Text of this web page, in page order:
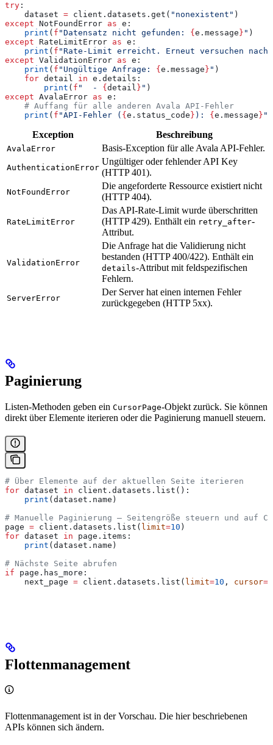
try :
    dataset
= client.datasets.get( "nonexistent" )
except NotFoundError as e:
    print
( f "Datensatz nicht gefunden: { e.message } " )
except RateLimitError as e:
    print
( f "Rate-Limit erreicht. Erneut versuchen nach
except ValidationError as e:
    print
( f "Ungültige Anfrage: { e.message } " )
    for
detail in e.details:
        print
( f "  - { detail } " )
except AvalaError as e:
    # Auffang für alle anderen Avala API-Fehler
    print
( f "API-Fehler ( { e.status_code } ): { e.message } "
Exception Beschreibung
AvalaError Basis-Exception für alle Avala API-Fehler.
AuthenticationError
Ungültiger oder fehlender API Key
(HTTP 401).
NotFoundError
Die angeforderte Ressource existiert nicht
(HTTP 404).
RateLimitError
Das API-Rate-Limit wurde überschritten
(HTTP 429). Enthält ein retry_after-
Attribut.
ValidationError
Die Anfrage hat die Validierung nicht
bestanden (HTTP 400/422). Enthält ein
details-Attribut mit feldspezifischen
Fehlern.
ServerError
Der Server hat einen internen Fehler
zurückgegeben (HTTP 5xx).
Paginierung
Listen-Methoden geben ein CursorPage-Objekt zurück. Sie können
direkt über Elemente iterieren oder die Paginierung manuell steuern.
# Über Elemente auf der aktuellen Seite iterieren
for dataset in client.datasets.list():
    print
(dataset.name)
# Manuelle Paginierung — Seitengröße steuern und auf
page = client.datasets.list( limit=10 )
for dataset in page.items:
    print
(dataset.name)
# Nächste Seite abrufen
if page.has_more:
    next_page
= client.datasets.list( limit=10 , cursor=
Flottenmanagement
Flottenmanagement ist in der Vorschau. Die hier beschriebenen
APIs können sich ändern.